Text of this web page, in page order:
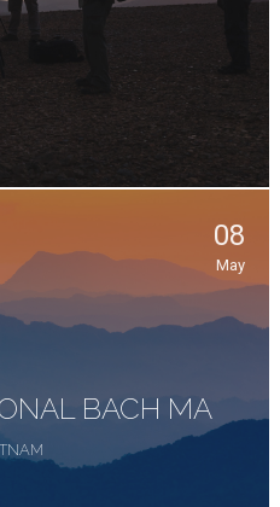
08
May
BACH MA